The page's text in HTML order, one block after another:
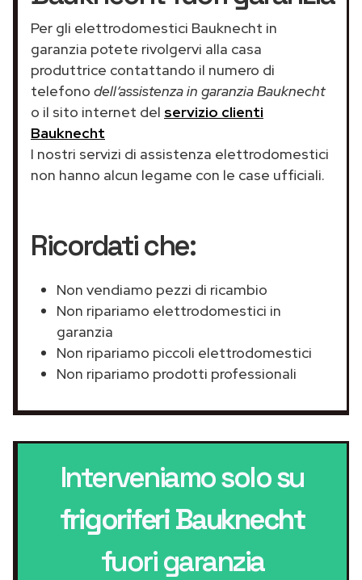
Per gli elettrodomestici Bauknecht in
garanzia potete rivolgervi alla casa
produttrice contattando il numero di
telefono dell’assistenza in garanzia Bauknecht
o il sito internet del servizio clienti
Bauknecht
I nostri servizi di assistenza elettrodomestici
non hanno alcun legame con le case ufficiali.
Ricordati che:
Non vendiamo pezzi di ricambio
Non ripariamo elettrodomestici in
garanzia
Non ripariamo piccoli elettrodomestici
Non ripariamo prodotti professionali
Interveniamo solo su
frigoriferi Bauknecht
fuori garanzia